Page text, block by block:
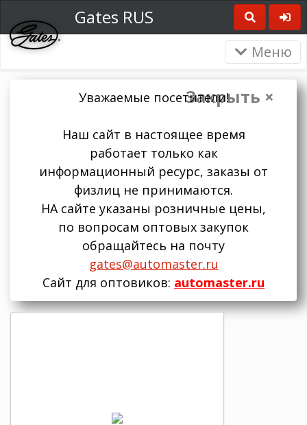
Gates RUS
Меню
Закрыть ×
Уважаемые посетители!
Наш сайт в настоящее время
работает только как
информационный ресурс, заказы от
физлиц не принимаются.
НА сайте указаны розничные цены,
по вопросам оптовых закупок
обращайтесь на почту
gates@automaster.ru
Сайт для оптовиков: automaster.ru